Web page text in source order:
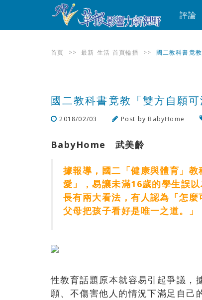
評論
首頁 >> 最新 生活 首頁輪播 >> 國二教科書竟
國二教科書竟教「雙方自願
2018/02/03 Post by BabyHome
BabyHome 武美齡
據報導，國二「健康與體育」
愛」，易讓未滿16歲的學生誤
長有兩大看法，有人認為「怎
父母把孩子看好是唯一之道。」
性教育話題原本就容易引起爭議，
願、不傷害他人的情況下滿足自己